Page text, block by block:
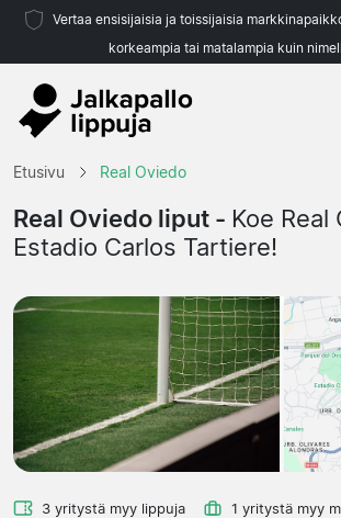
Vertaa ensisijaisia ja toissijaisia
korkeampia tai matalampia kuin
Joukkueet
Liigat
Etusivu Real Oviedo
Real Oviedo liput - Koe Real
Estadio Carlos Tartiere!
3 yritystä myy lippuja 1 yritystä myy